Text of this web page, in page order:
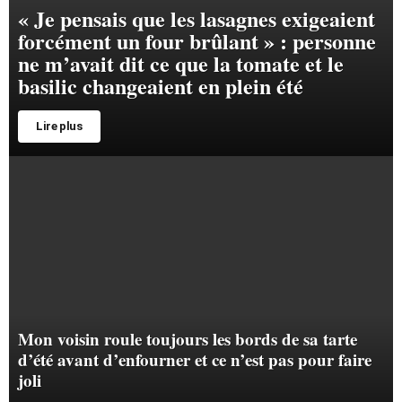
« Je pensais que les lasagnes exigeaient
forcément un four brûlant » : personne
ne m’avait dit ce que la tomate et le
basilic changeaient en plein été
Lire plus
Mon voisin roule toujours les bords de sa tarte
d’été avant d’enfourner et ce n’est pas pour faire
joli